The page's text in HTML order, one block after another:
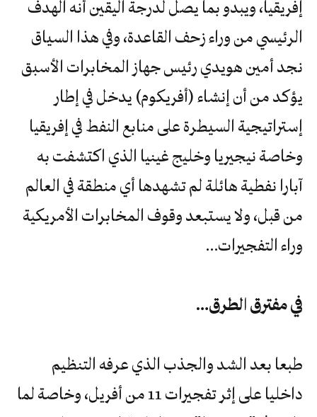
إفريقيا، ويبدو بما يصل لدرجة اليقين أنه الهدف
الرئيسي من وراء زحف القاعدة، وفي هذا السياق
نجد أمين هويدي رئيس جهاز المخابرات الأسبق
يؤكد من أن إنشاء (أفريكوم) يدخل في إطار
إستراتيجية السيطرة على منابع النفط في إفريقيا
وخاصة نيجيريا وخليج غينيا الذي اكتشفت به
آبارا نفطية هائلة لم تشهدها أي منطقة في العالم
من قبل، ولا يستبعد وقوف المخابرات الأمريكية
وراء التفجيرات…
في مفترق الطرق…
طبعا بعد الشد والجذب الذي عرفه التنظيم
داخليا على إثر تفجيرات 11 من أفريل، وخاصة لما